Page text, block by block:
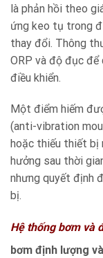
là phản hồi theo
ứng keo tụ trong
thay đổi. Thông
ORP và độ đục
điều khiển.
Một điểm hiếm
(anti-vibration
hoặc thiếu thiết bị
hưởng sau thời
nhưng quyết định
bị.
Hệ thống bơm và
bơm định lượng